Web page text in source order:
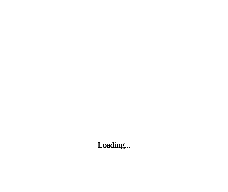
Loading...
Loading...
Loading...
Loading...